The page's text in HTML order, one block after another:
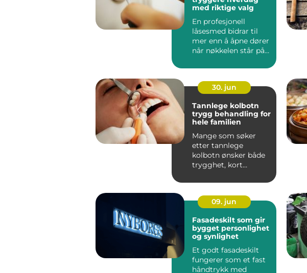
med riktige valg
En profesjonell
låsesmed bidrar til
mer enn å åpne dører
når nøkkelen står på
30. jun
Tannlege kolbotn
trygg behandling for
hele familien
Mange som søker
etter tannlege
kolbotn ønsker både
trygghet, kort
behandling. I ...
09. jun
Fasadeskilt som gir
bygget personlighet
og synlighet
Et godt fasadeskilt
fungerer som et fast
håndtrykk med